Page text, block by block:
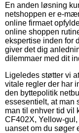
En anden løsning
netshoppen er e-
online firmaet
online shoppen
ekspertise inden for
giver det dig
dilemmaer med dit
Ligeledes støtter vi
vitale regler der har
den byttepolitik
essesentielt, at man
man til enhver tid vil
CF402X, Yellow-
uanset om du søger